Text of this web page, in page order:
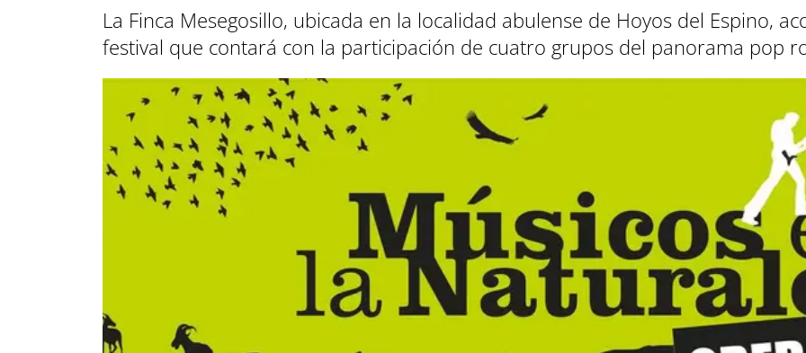
La Finca Mesegosillo, ubicada en la localidad abulense de Hoyos del Espino,
festival que contará con la participación de cuatro grupos del panorama pop